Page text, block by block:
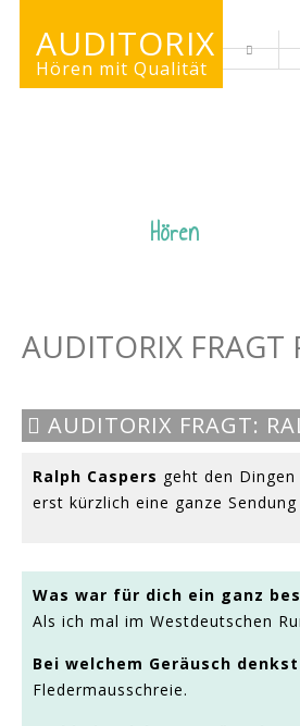
AUDITORIX
Hören mit Qualität
Hören
AUDITORIX FRAGT
AUDITORIX FRAGT:
Ralph Caspers geht den
erst kürzlich eine ganze
Was war für dich ein ganz
Als ich mal im Westdeutschen
Bei welchem Geräusch
Fledermausschreie.